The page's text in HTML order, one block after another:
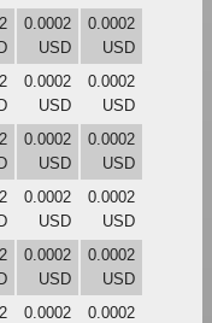
0.0002
USD
0.0002
USD
0.0002
USD
0.0002
USD
0.0002
USD
0.0002
USD
0.0002
USD
0.0002
USD
0.0002
USD
0.0002
USD
0.0002
0.0002